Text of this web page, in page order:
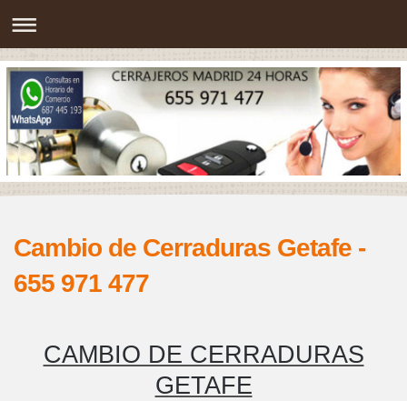
Cambio de Cerraduras Getafe -
655 971 477
CAMBIO DE CERRADURAS
GETAFE